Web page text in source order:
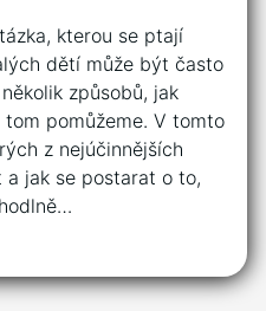
kterou se ptají
dětí může být často
způsobů, jak
pomůžeme. V tomto
z nejúčinnějších
jak se postarat o to,